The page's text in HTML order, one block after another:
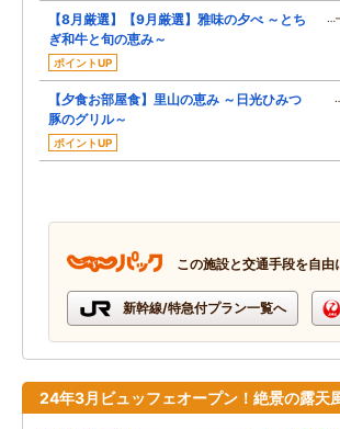
【8月厳選】【9月厳選】雅味の夕べ ～とち
ぎ和牛と旬の恵み～
ポイントUP
【夕食お部屋食】里山の恵み ～日光ひみつ
豚のグリル～
ポイントUP
この施設と交通手段を自
新幹線/特急付プラン一覧へ
24年3月ビュッフェオープン！絶景の露天